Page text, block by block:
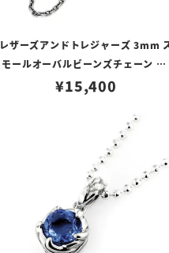
レザーズアンドトレジャーズ 3mm
モールオーバルビーンズチェーン w/
ロブスタークラスプ＆LTロゴプレート
¥15,400